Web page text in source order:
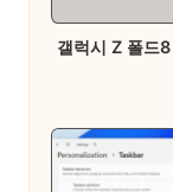
갤럭시 Z 폴드